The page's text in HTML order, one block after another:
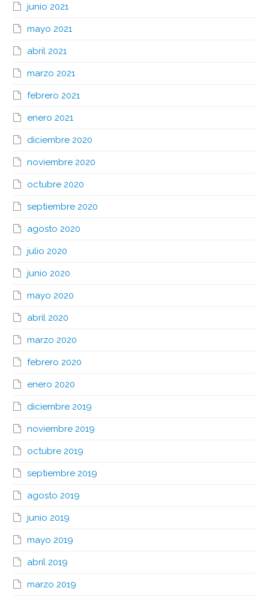
junio 2021
mayo 2021
abril 2021
marzo 2021
febrero 2021
enero 2021
diciembre 2020
noviembre 2020
octubre 2020
septiembre 2020
agosto 2020
julio 2020
junio 2020
mayo 2020
abril 2020
marzo 2020
febrero 2020
enero 2020
diciembre 2019
noviembre 2019
octubre 2019
septiembre 2019
agosto 2019
junio 2019
mayo 2019
abril 2019
marzo 2019